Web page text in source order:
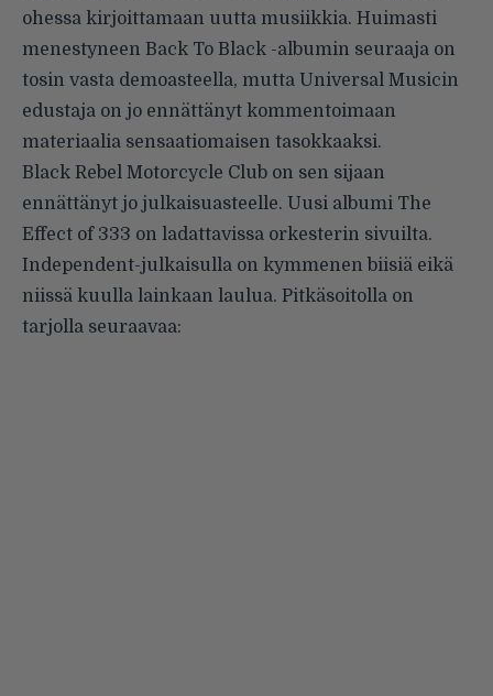
ohessa kirjoittamaan uutta musiikkia. Huimasti
menestyneen Back To Black -albumin seuraaja on
tosin vasta demoasteella, mutta Universal Musicin
edustaja on jo ennättänyt kommentoimaan
materiaalia sensaatiomaisen tasokkaaksi.
Black Rebel Motorcycle Club on sen sijaan
ennättänyt jo julkaisuasteelle. Uusi albumi The
Effect of 333 on ladattavissa orkesterin sivuilta.
Independent-julkaisulla on kymmenen biisiä eikä
niissä kuulla lainkaan laulua. Pitkäsoitolla on
tarjolla seuraavaa: